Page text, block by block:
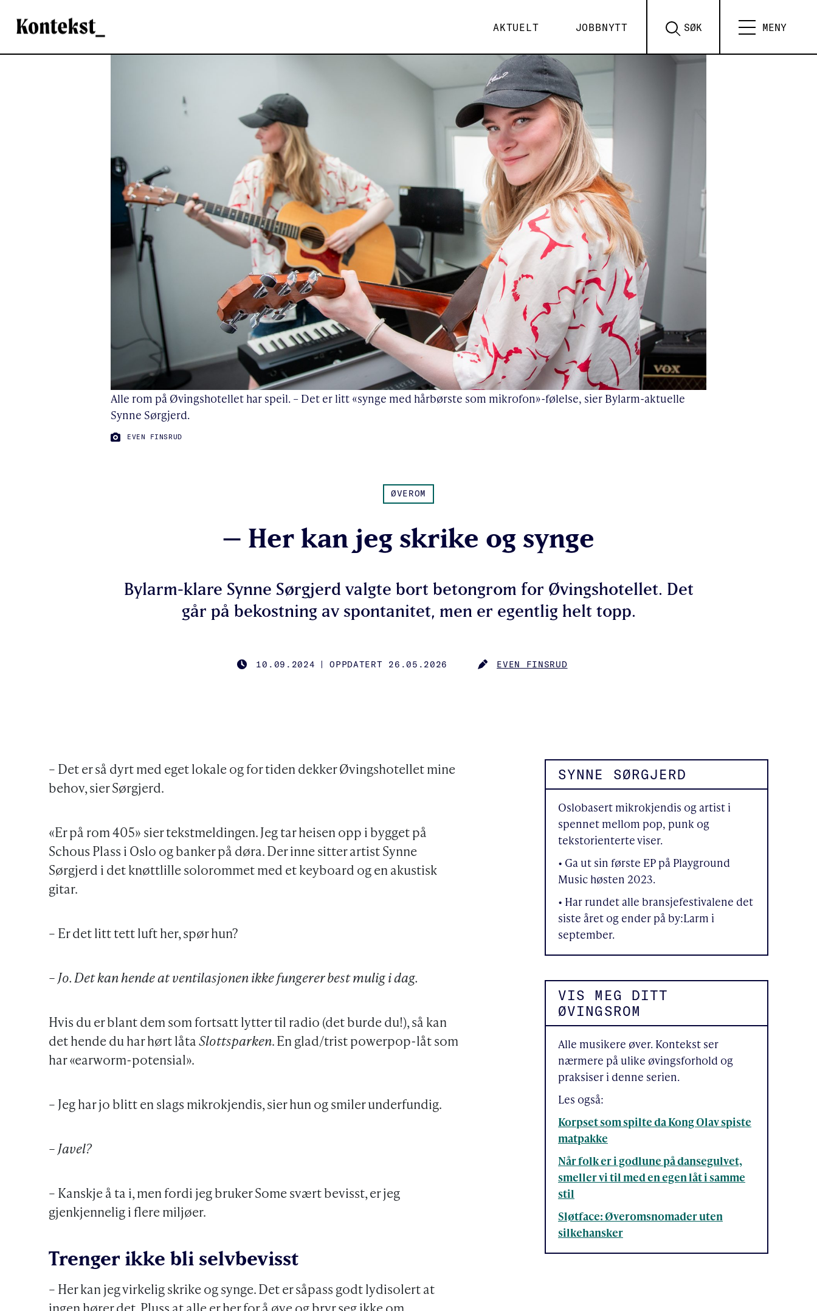
Kontekst AKTUELT JOBBNYTT SØK MENY
Alle rom på Øvingshotellet har speil. – Det er litt «synge med hårbørste som mikrofon»-følelse, sier Bylarm-aktuelle
Synne Sørgjerd.
FOTO:
EVEN FINSRUD
ØVEROM
– Her kan jeg skrike og synge
Bylarm-klare Synne Sørgjerd valgte bort betongrom for Øvingshotellet. Det
går på bekostning av spontanitet, men er egentlig helt topp.
PUBLISHED
10.09.2024 | OPPDATERT 26.05.2026
AUTHOR
EVEN FINSRUD
– Det er så dyrt med eget lokale og for tiden dekker Øvingshotellet mine
behov, sier Sørgjerd.
«Er på rom 405» sier tekstmeldingen. Jeg tar heisen opp i bygget på
Schous Plass i Oslo og banker på døra. Der inne sitter artist Synne
Sørgjerd i det knøttlille solorommet med et keyboard og en akustisk
gitar.
– Er det litt tett luft her, spør hun?
– Jo. Det kan hende at ventilasjonen ikke fungerer best mulig i dag.
Hvis du er blant dem som fortsatt lytter til radio (det burde du!), så kan
det hende du har hørt låtaSlottsparken. En glad/trist powerpop-låt som
har «earworm-potensial».
– Jeg har jo blitt en slags mikrokjendis, sier hun og smiler underfundig.
– Javel?
– Kanskje å ta i, men fordi jeg bruker Some svært bevisst, er jeg
gjenkjennelig i flere miljøer.
Trenger ikke bli selvbevisst
– Her kan jeg virkelig skrike og synge. Det er såpass godt lydisolert at
ingen hører det. Pluss at alle er her for å øve og bryr seg ikke om
SYNNE SØRGJERD
Oslobasert mikrokjendis og artist i
spennet mellom pop, punk og
tekstorienterte viser.
• Ga ut sin første EP på Playground
Music høsten 2023.
• Har rundet alle bransjefestivalene det
siste året og ender på by:Larm i
september.
VIS MEG DITT
ØVINGSROM
Alle musikere øver. Kontekst ser
nærmere på ulike øvingsforhold og
praksiser i denne serien.
Les også:
Korpset som spilte da Kong Olav spiste
matpakke
Når folk er i godlune på dansegulvet,
smeller vi til med en egen låt i samme
stil
Sløtface: Øveromsnomader uten
silkehansker